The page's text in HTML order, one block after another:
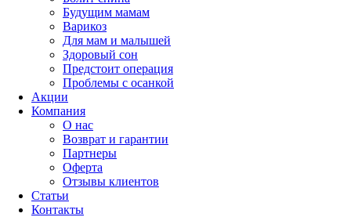
Будущим мамам
Варикоз
Для мам и малышей
Здоровый сон
Предстоит операция
Проблемы с осанкой
Акции
Компания
О нас
Возврат и гарантии
Партнеры
Оферта
Отзывы клиентов
Статьи
Контакты